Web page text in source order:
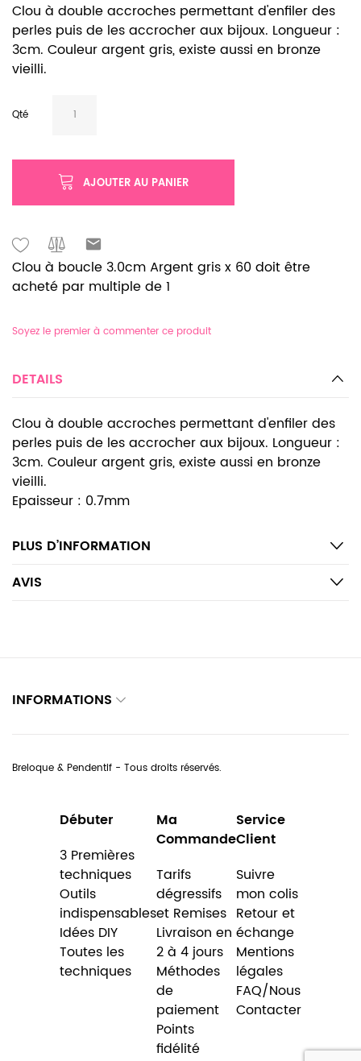
Clou à double accroches permettant d'enfiler des
perles puis de les accrocher aux bijoux. Longueur :
3cm. Couleur argent gris, existe aussi en bronze
vieilli.
Qté
AJOUTER AU PANIER
Clou à boucle 3.0cm Argent gris x 60 doit être
acheté par multiple de 1
Soyez le premier à commenter ce produit
DETAILS
Clou à double accroches permettant d'enfiler des
perles puis de les accrocher aux bijoux. Longueur :
3cm. Couleur argent gris, existe aussi en bronze
vieilli.
Epaisseur : 0.7mm
PLUS D’INFORMATION
AVIS
INFORMATIONS
Breloque & Pendentif - Tous droits réservés.
Débuter
3 Premières
techniques
Outils
indispensables
Idées DIY
Toutes les
techniques
Ma
Commande
Tarifs
dégressifs
et Remises
Livraison en
2 à 4 jours
Méthodes
de
paiement
Points
fidélité
Service
Client
Suivre
mon colis
Retour et
échange
Mentions
légales
FAQ/Nous
Contacter